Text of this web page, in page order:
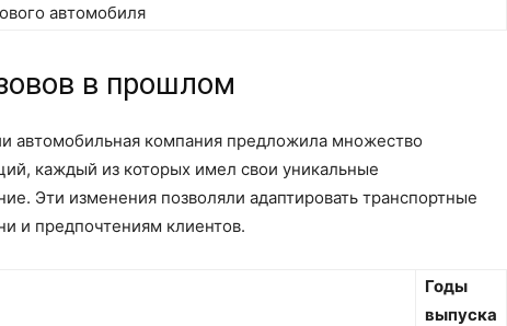
автомобиля
в прошлом
автомобильная компания предложила множество
каждый из которых имел свои уникальные
Эти изменения позволяли адаптировать транспортные
и предпочтениям клиентов.
Годы
выпуска